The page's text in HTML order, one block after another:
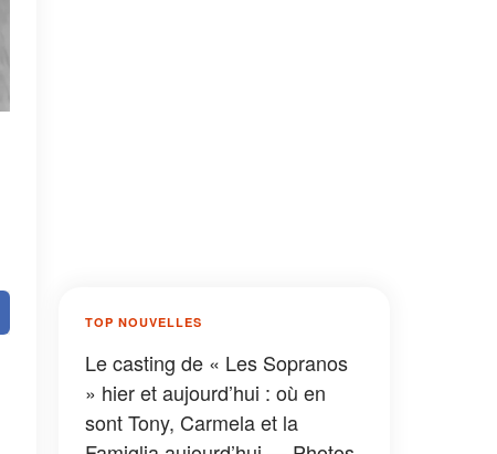
TOP NOUVELLES
Le casting de « Les Sopranos
» hier et aujourd’hui : où en
sont Tony, Carmela et la